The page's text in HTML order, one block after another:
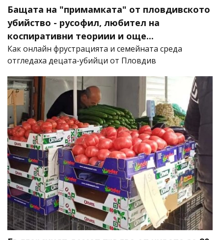
Бащата на "примамката" от пловдивското
убийство - русофил, любител на
коспиративни теориии и още...
Как онлайн фрустрацията и семейната среда
отгледаха децата-убийци от Пловдив